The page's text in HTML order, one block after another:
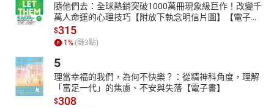
隨他們去：全球熱銷突破1000萬冊現象級巨作！改變千
萬人命運的心理技巧【附放下執念明信片圖】【電子
書】
$315
1% (賺3點)
5
理當幸福的我們，為何不快樂？：從精神科角度，理解
「富足一代」的焦慮、不安與失落【電子書】
$308